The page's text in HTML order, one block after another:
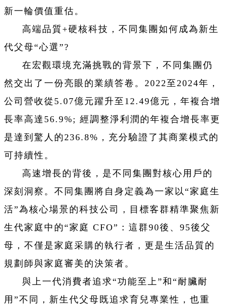
新一輪價值重估。
高端品質+硬核科技，不同集團如何成為新生
代父母“心選”?
在宏觀環境充滿挑戰的背景下，不同集團仍
然交出了一份亮眼的業績答卷。2022至2024年，
公司營收從5.07億元躍升至12.49億元，年複合增
長率高達56.9%; 經調整淨利潤的年複合增長率更
是達到驚人的236.8%，充分驗證了其商業模式的
可持續性。
高速增長的背後，是不同集團對核心用戶的
深刻洞察。不同集團將自身定義為一家以“家庭生
活”為核心場景的科技公司，目標客群精準聚焦新
生代家庭中的“家庭 CFO”：這群90後、95後父
母，不僅是家庭采購的執行者，更是生活品質的
規劃師與家庭審美的決策者。
與上一代消費者追求“功能至上”和“耐臟耐
用”不同，新生代父母既追求育兒專業性，也重